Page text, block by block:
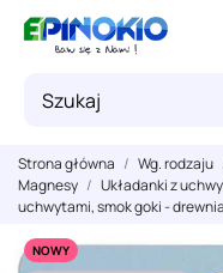
Strona główna Wg. rodzaju
Magnesy
Układanki z
uchwytami, smok goki -
NOWY